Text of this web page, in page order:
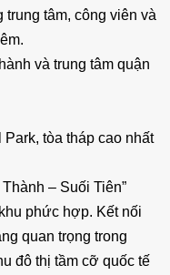
tâm, công viên và
và trung tâm quận
tòa tháp cao nhất
– Suối Tiên”
phức hợp. Kết nối
quan trọng trong
đô thị tầm cỡ quốc tế